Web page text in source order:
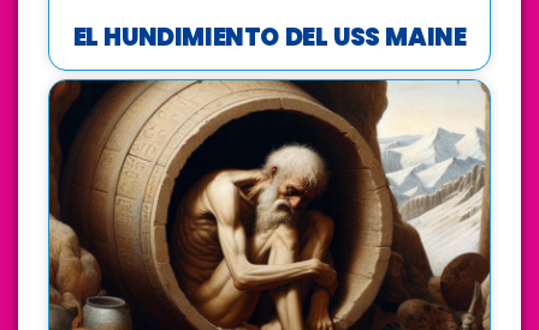
EL HUNDIMIENTO DEL USS MAINE